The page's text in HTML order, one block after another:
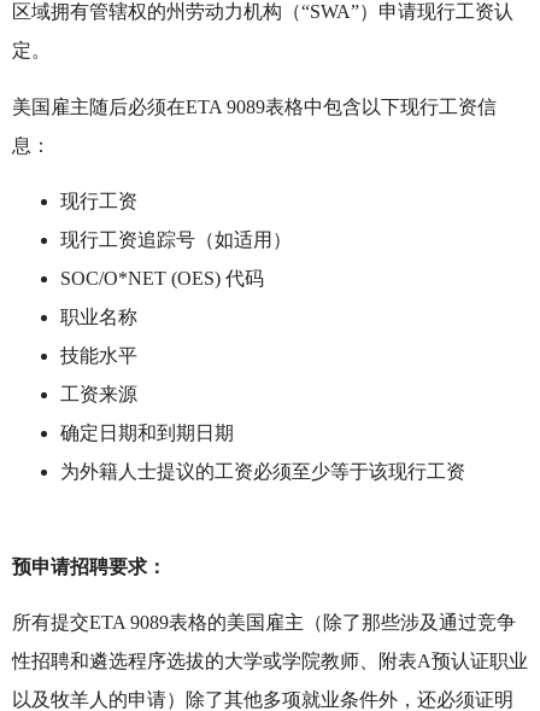
区域拥有管辖权的州劳动力机构（“SWA”）申请现行工资认
定。
美国雇主随后必须在ETA 9089表格中包含以下现行工资信
息：
现行工资
现行工资追踪号（如适用）
SOC/O*NET (OES) 代码
职业名称
技能水平
工资来源
确定日期和到期日期
为外籍人士提议的工资必须至少等于该现行工资
预申请招聘要求：
所有提交ETA 9089表格的美国雇主（除了那些涉及通过竞争
性招聘和遴选程序选拔的大学或学院教师、附表A预认证职业
以及牧羊人的申请）除了其他多项就业条件外，还必须证明